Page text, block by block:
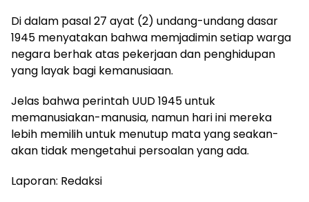
Di dalam pasal 27 ayat (2) undang-undang dasar
1945 menyatakan bahwa memjadimin setiap warga
negara berhak atas pekerjaan dan penghidupan
yang layak bagi kemanusiaan.
Jelas bahwa perintah UUD 1945 untuk
memanusiakan-manusia, namun hari ini mereka
lebih memilih untuk menutup mata yang seakan-
akan tidak mengetahui persoalan yang ada.
Laporan: Redaksi